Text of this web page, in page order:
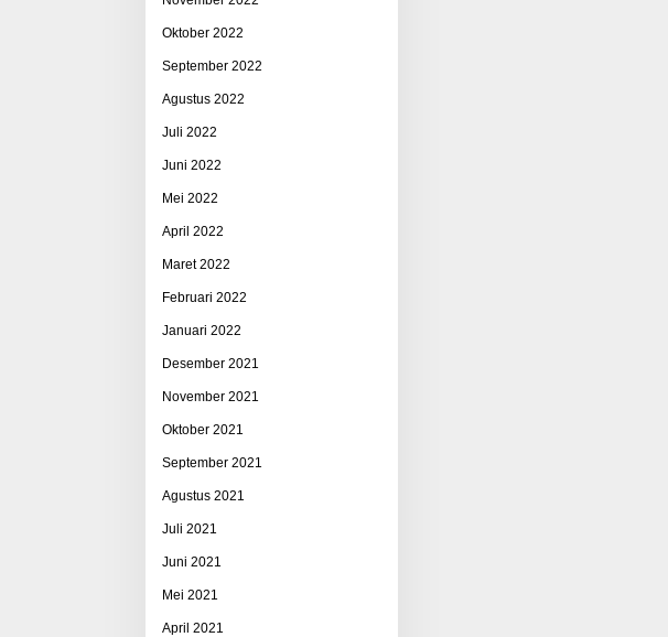
Oktober 2022
September 2022
Agustus 2022
Juli 2022
Juni 2022
Mei 2022
April 2022
Maret 2022
Februari 2022
Januari 2022
Desember 2021
November 2021
Oktober 2021
September 2021
Agustus 2021
Juli 2021
Juni 2021
Mei 2021
April 2021